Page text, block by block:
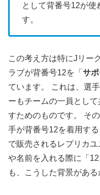
として背番号12が
す。
この考え方は特にJリー
ラブが背番号12を「 サ
ています。 これは、選
ーもチームの一員とし
すためのものです。 そ
手が背番号12を着用す
で販売されるレプリカ
や名前を入れる際に「
も、こうした背景がある